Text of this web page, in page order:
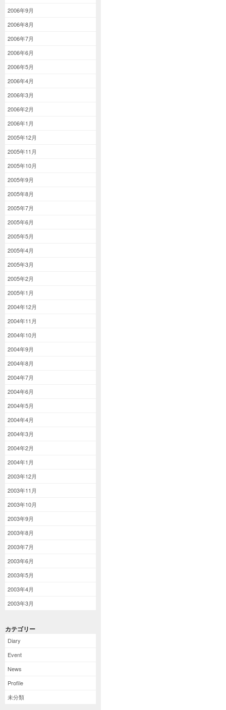
2006年9月
2006年8月
2006年7月
2006年6月
2006年5月
2006年4月
2006年3月
2006年2月
2006年1月
2005年12月
2005年11月
2005年10月
2005年9月
2005年8月
2005年7月
2005年6月
2005年5月
2005年4月
2005年3月
2005年2月
2005年1月
2004年12月
2004年11月
2004年10月
2004年9月
2004年8月
2004年7月
2004年6月
2004年5月
2004年4月
2004年3月
2004年2月
2004年1月
2003年12月
2003年11月
2003年10月
2003年9月
2003年8月
2003年7月
2003年6月
2003年5月
2003年4月
2003年3月
カテゴリー
Diary
Event
News
Profile
未分類